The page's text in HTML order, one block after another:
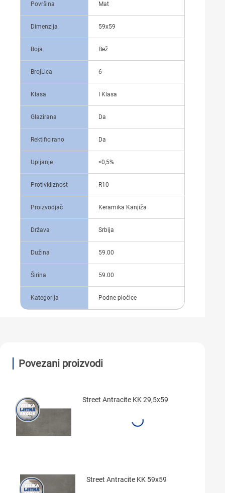
Površina Mat
Dimenzija 59x59
Boja Bež
BrojLica 6
Klasa I Klasa
Glazirana Da
Rektificirano Da
Upijanje <0,5%
Protivkliznost R10
Proizvodjač Keramika Kanjiža
Država Srbija
Dužina 59.00
Širina 59.00
Kategorija Podne pločice
Povezani proizvodi
Street Antracite KK 29,5x59
Street Antracite KK 59x59